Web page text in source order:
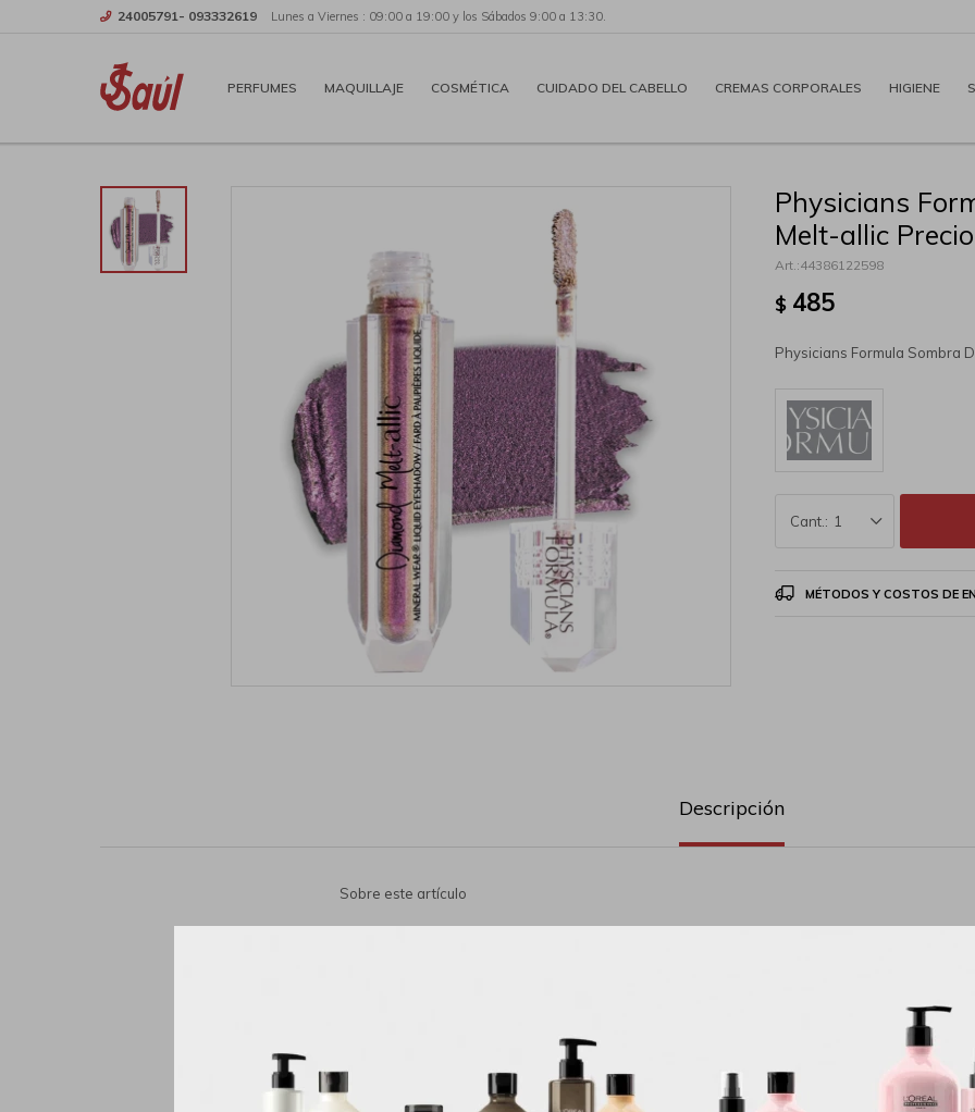
PERFUMES MAQUILLAJE COSMÉTICA CUIDADO DEL CABELLO CREMAS CORPORALES HIGIENE
24005791- 093332619 Lunes a Viernes : 09:00 a 19:00 y los Sábados 9:00 a 13:30.
Physicians
Melt-allic
44386122598
$ 485
Physicians Formula Sombra
1
MÉTODOS Y COSTOS DE
Descripción
Sobre este artículo
Sombra de ojos multicromática: esta sombra de ojos líquida crea un prisma de
crear un impresionante acabado de piedras preciosas. Añade agua mineral relajante y
para una sombra de ojos amante de la piel con efectos deslumbrantes.
Uso mineral: el maquillaje y los cosméticos dentro de la colección Mineral Wear no
extra transpirables, lo que los convierte en un complemento perfecto para aquellos